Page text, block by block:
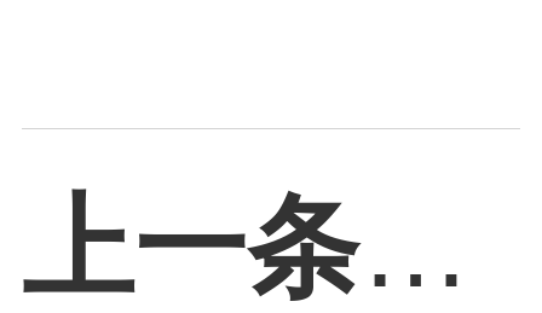
上一条：